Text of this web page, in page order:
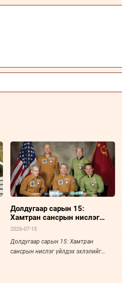
Долдугаар сарын 15:
Хамтран сансрын нислэг
үйлдэх эхлэлийг тавьсан
2026-07-15
Долдугаар сарын 15: Хамтран
сансрын нислэг үйлдэх эхлэлийг